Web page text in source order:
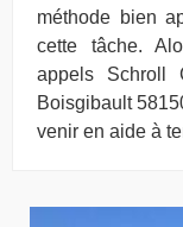
méthode bien
cette tâche.
appels Schroll
Boisgibault
venir en aide à